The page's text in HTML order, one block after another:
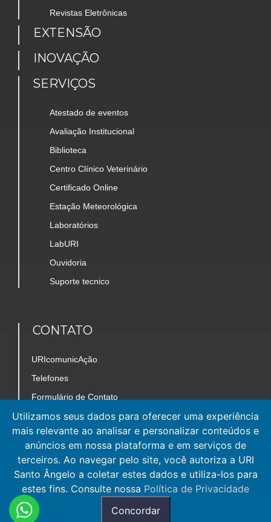
Revistas Eletrônicas
EXTENSÃO
INOVAÇÃO
SERVIÇOS
Atestado de eventos
Avaliação Institucional
Biblioteca
Centro Clínico Veterinário
Certificado Online
Estação Meteorológica
Laboratórios
LabURI
Ouvidoria
Suporte tecnico
CONTATO
URIcomunicAção
Telefones
Formulário de Contato
Trabalhe Conosco
Mapa do Câmpus
Utilizamos seus dados para oferecer uma experiência
mais relevante ao analisar e personalizar conteúdos e
anúncios em nossa plataforma e em serviços de
terceiros. Ao navegar pelo site, você autoriza a URI
Santo Ângelo a coletar estes dados e utiliza-los para
estes fins. Consulte nossa Política de Privacidade
Concordar